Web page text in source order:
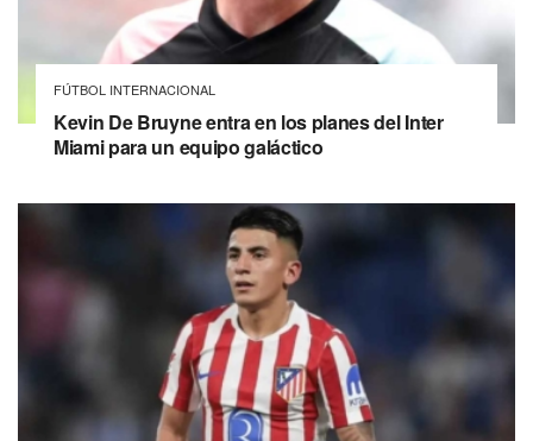
FÚTBOL INTERNACIONAL
Kevin De Bruyne entra en los planes del Inter
Miami para un equipo galáctico